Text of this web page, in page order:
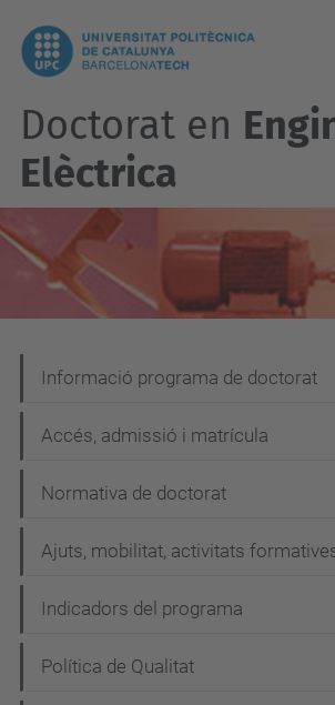
Doctorat en
Elèctrica
a
v
g
a
i
ó
Informació programa de doctorat
Accés, admissió i matrícula
Normativa de doctorat
Ajuts, mobilitat, activitats
Indicadors del programa
Política de Qualitat